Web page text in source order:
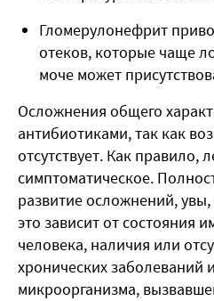
Гломерулонефрит
отеков, которые чаще
моче может
Осложнения общего
антибиотиками, так как
отсутствует. Как правило,
симптоматическое.
развитие осложнений,
это зависит от состояния
человека, наличия или
хронических заболеваний
микроорганизма,